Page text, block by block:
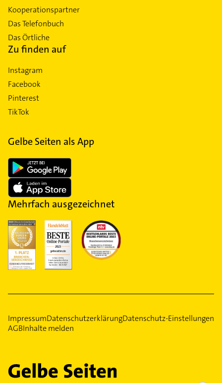
Kooperationspartner
Das Telefonbuch
Das Örtliche
Zu finden auf
Instagram
Facebook
Pinterest
TikTok
Gelbe Seiten als App
Mehrfach ausgezeichnet
ImpressumDatenschutzerklärungDatenschutz-Einstellungen
AGBInhalte melden